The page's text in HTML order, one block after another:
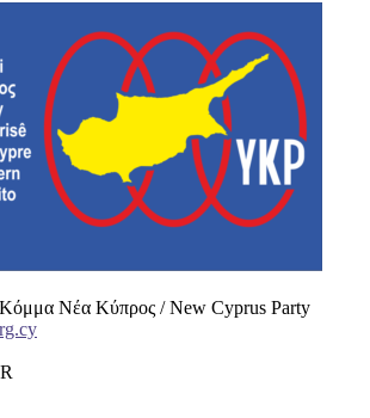
Κόμμα Νέα Κύπρος / New Cyprus Party